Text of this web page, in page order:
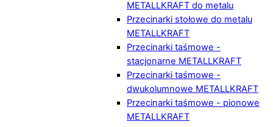
METALLKRAFT do metalu
Przecinarki stołowe do metalu
METALLKRAFT
Przecinarki taśmowe -
stacjonarne METALLKRAFT
Przecinarki taśmowe -
dwukolumnowe METALLKRAFT
Przecinarki taśmowe - pionowe
METALLKRAFT